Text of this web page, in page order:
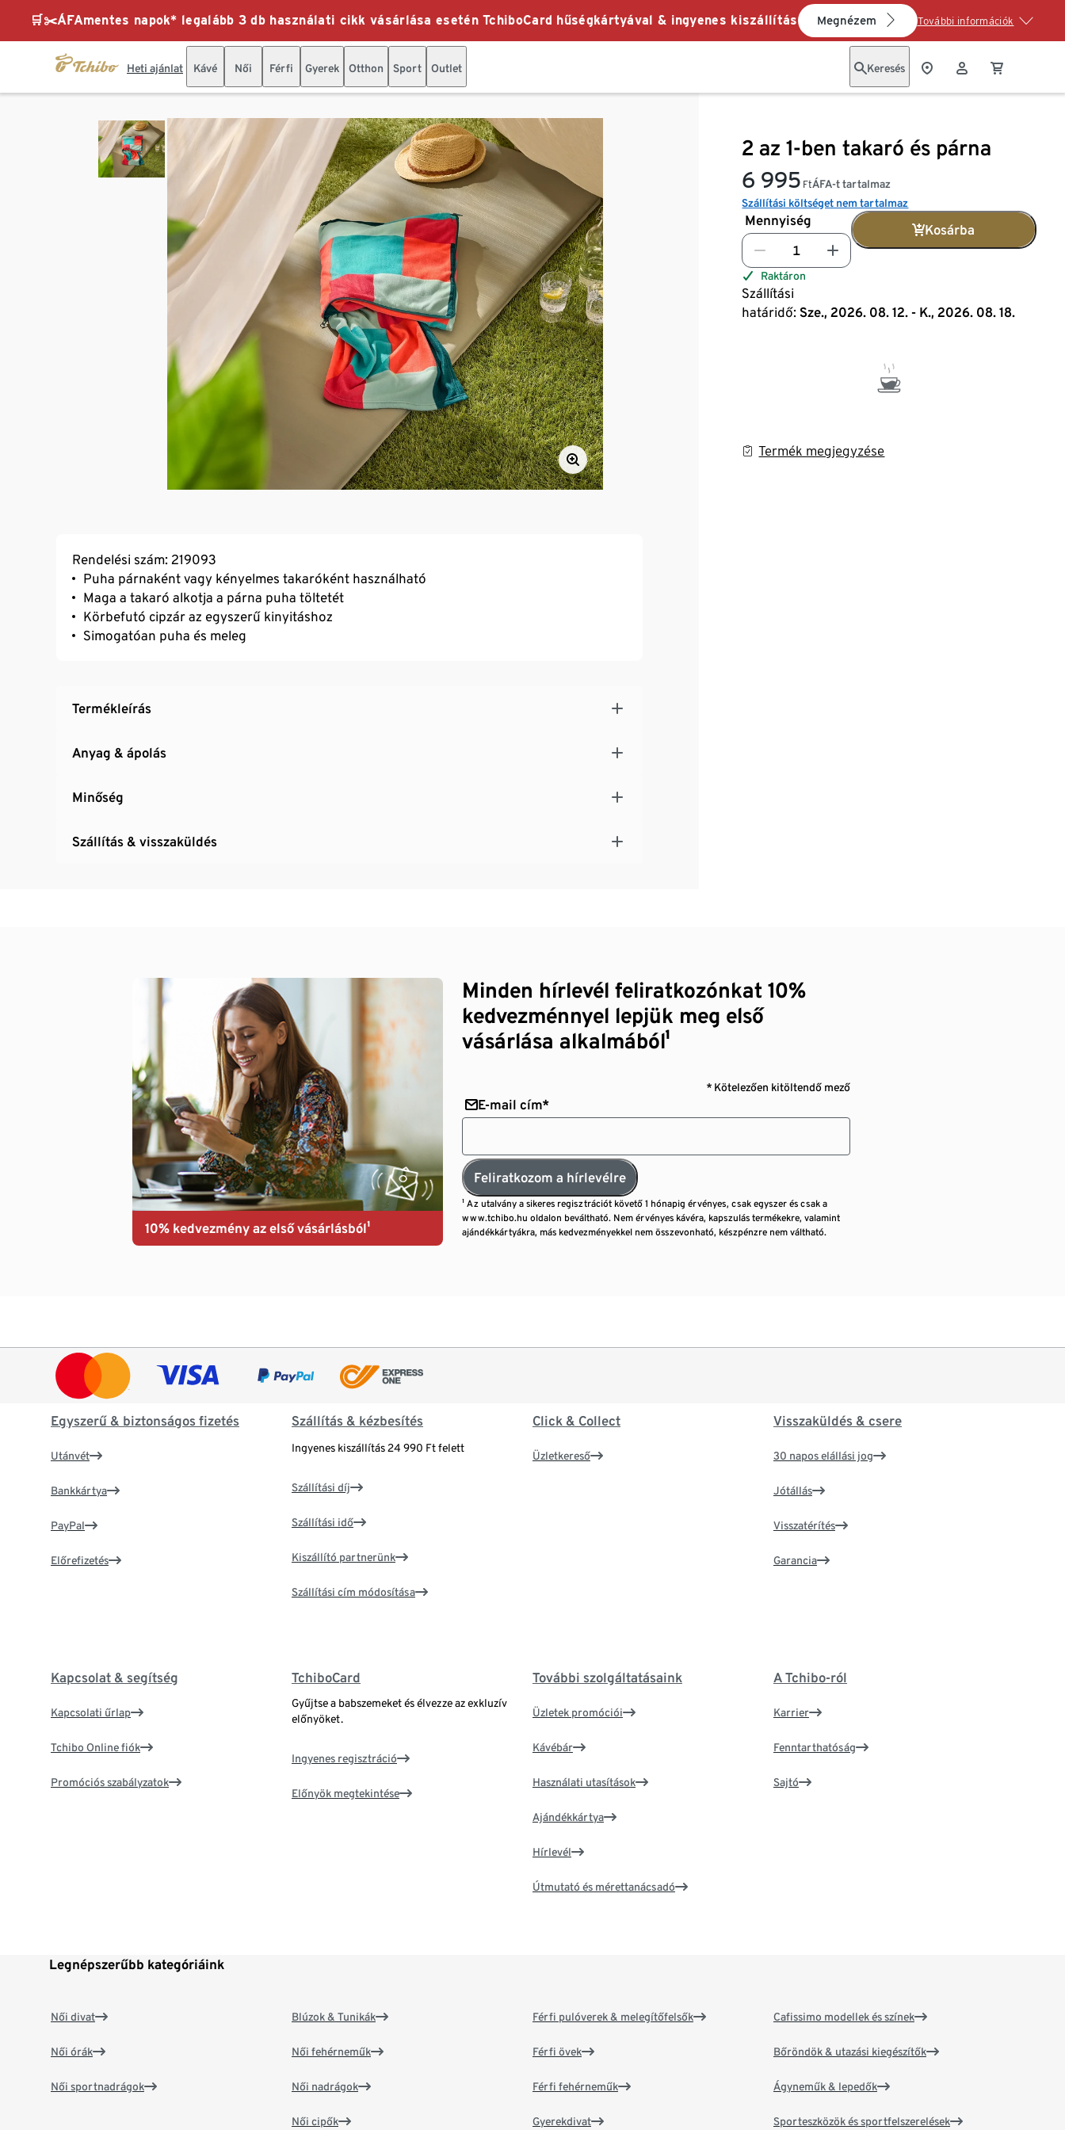
🛒✂️ÁFAmentes napok* legalább 3 db használati cikk vásárlása esetén TchiboCard hűségkártyával & ingyenes kiszállítás Megnézem További információk
Heti ajánlat Kávé Női Férfi Gyerek Otthon Sport Outlet Keresés
2 az 1-ben takaró és párna
6 995 FtÁFA-t tartalmaz
Szállítási költséget nem tartalmaz
Mennyiség
Kosárba
Raktáron
Szállítási
határidő: Sze., 2026. 08. 12. - K., 2026. 08. 18.
Termék megjegyzése
Rendelési szám: 219093
Puha párnaként vagy kényelmes takaróként használható
Maga a takaró alkotja a párna puha töltetét
Körbefutó cipzár az egyszerű kinyitáshoz
Simogatóan puha és meleg
Termékleírás
Anyag & ápolás
Minőség
Szállítás & visszaküldés
10% kedvezmény az első vásárlásból¹
Minden hírlevél feliratkozónkat 10%
kedvezménnyel lepjük meg első
vásárlása alkalmából¹
* Kötelezően kitöltendő mező
E-mail cím*
Feliratkozom a hírlevélre
¹ Az utalvány a sikeres regisztrációt követő 1 hónapig érvényes, csak egyszer és csak a
www.tchibo.hu oldalon beváltható. Nem érvényes kávéra, kapszulás termékekre, valamint
ajándékkártyákra, más kedvezményekkel nem összevonható, készpénzre nem váltható.
Egyszerű & biztonságos fizetés
Utánvét
Bankkártya
PayPal
Előrefizetés
Szállítás & kézbesítés
Ingyenes kiszállítás 24 990 Ft felett
Szállítási díj
Szállítási idő
Kiszállító partnerünk
Szállítási cím módosítása
Click & Collect
Üzletkereső
Visszaküldés & csere
30 napos elállási jog
Jótállás
Visszatérítés
Garancia
Kapcsolat & segítség
Kapcsolati űrlap
Tchibo Online fiók
Promóciós szabályzatok
TchiboCard
Gyűjtse a babszemeket és élvezze az exkluzív
előnyöket.
Ingyenes regisztráció
Előnyök megtekintése
További szolgáltatásaink
Üzletek promóciói
Kávébár
Használati utasítások
Ajándékkártya
Hírlevél
Útmutató és mérettanácsadó
A Tchibo-ról
Karrier
Fenntarthatóság
Sajtó
Legnépszerűbb kategóriáink
Női divat
Női órák
Női sportnadrágok
Blúzok & Tunikák
Női fehérneműk
Női nadrágok
Női cipők
Férfi pulóverek & melegítőfelsők
Férfi övek
Férfi fehérneműk
Gyerekdivat
Cafissimo modellek és színek
Bőröndök & utazási kiegészítők
Ágyneműk & lepedők
Sporteszközök és sportfelszerelések